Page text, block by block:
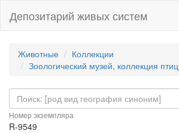
Депозитарий живых систем
Животные
Коллекции
Зоологический музей, коллекция птиц
Номер экземпляра
R-9549